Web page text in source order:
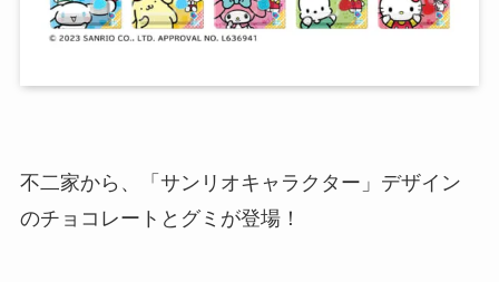
不二家から、「サンリオキャラクター」デザイン
のチョコレートとグミが登場！